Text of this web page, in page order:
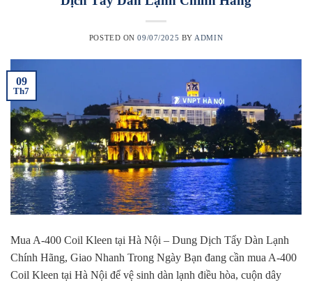
POSTED ON09/07/2025 BY ADMIN
09
Th7
Mua A-400 Coil Kleen tại Hà Nội – Dung Dịch Tẩy Dàn Lạnh
Chính Hãng, Giao Nhanh Trong Ngày Bạn đang cần mua A-400
Coil Kleen tại Hà Nội để vệ sinh dàn lạnh điều hòa, cuộn dây